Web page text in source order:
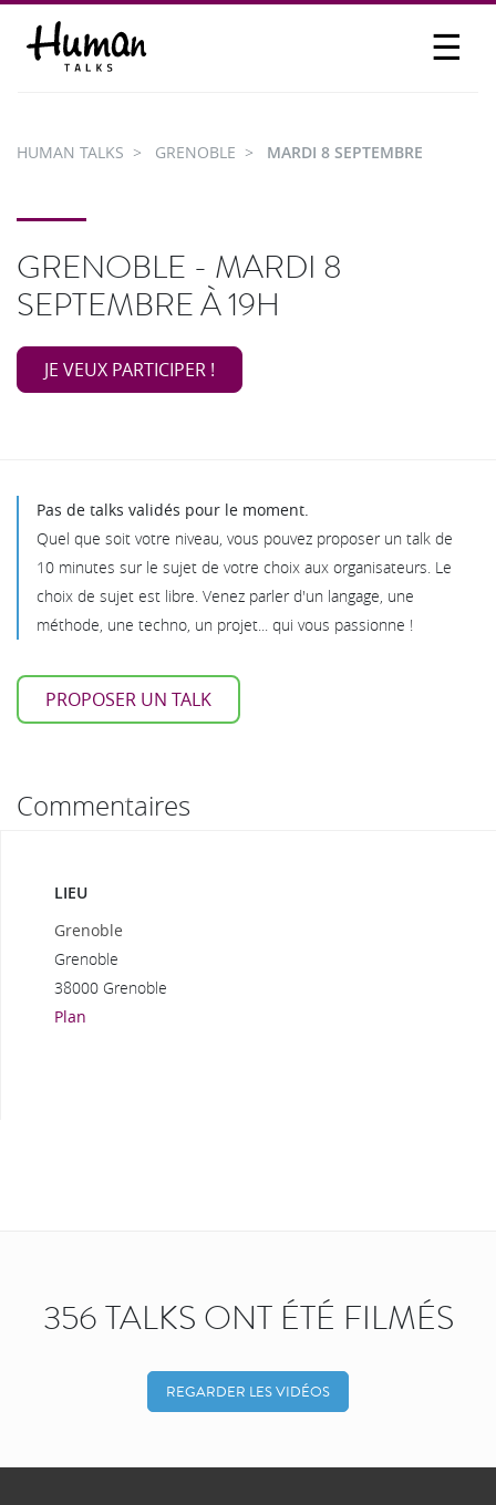
☰
PARTICIPER
HUMAN TALKS GRENOBLE MARDI 8 SEPTEMBRE
GRENOBLE - MARDI 8
SEPTEMBRE À 19H
JE VEUX PARTICIPER !
Pas de talks validés pour le moment.
Quel que soit votre niveau, vous pouvez proposer un talk de
10 minutes sur le sujet de votre choix aux organisateurs. Le
choix de sujet est libre. Venez parler d'un langage, une
méthode, une techno, un projet... qui vous passionne !
PROPOSER UN TALK
Commentaires
LIEU
Grenoble
Grenoble
38000 Grenoble
Plan
356 TALKS ONT ÉTÉ FILMÉS
REGARDER LES VIDÉOS